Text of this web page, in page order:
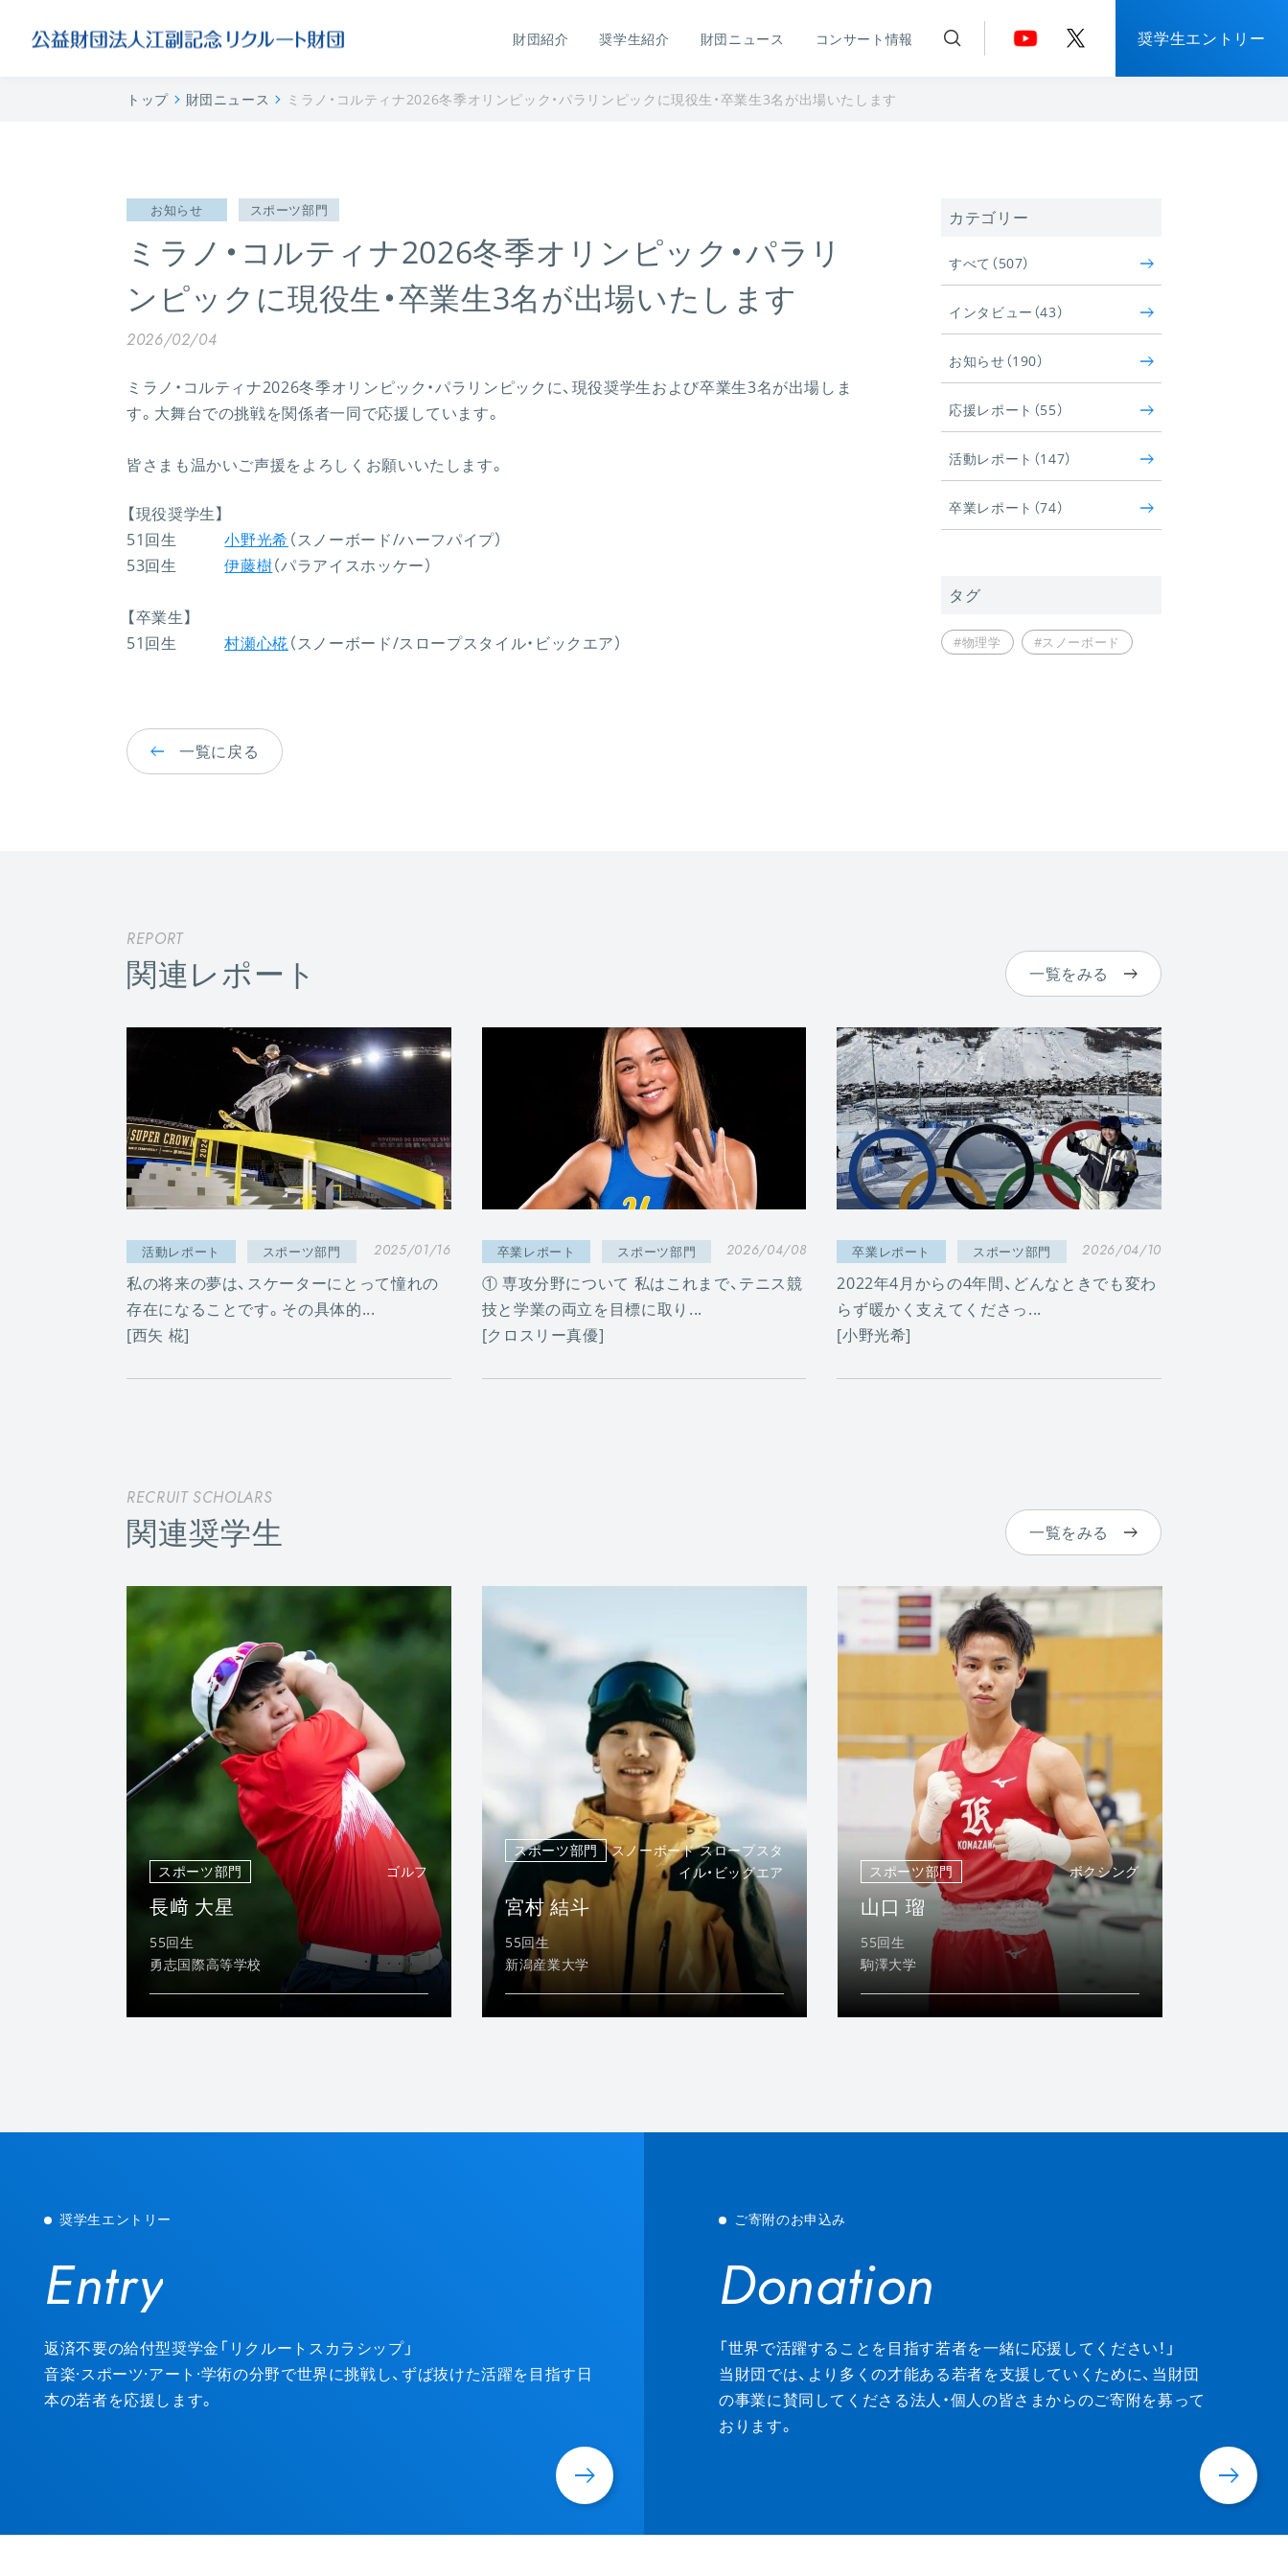
財団紹介 奨学生紹介 財団ニュース コンサート情報 奨学生エントリー
トップ 財団ニュース ミラノ・コルティナ2026冬季オリンピック・パラリンピックに現役生・卒業生3名が出場いたします
お知らせ スポーツ部門
ミラノ・コルティナ2026冬季オリンピック・パラリ
ンピックに現役生・卒業生3名が出場いたします
2026/02/04
ミラノ・コルティナ2026冬季オリンピック・パラリンピックに、現役奨学生および卒業生3名が出場しま
す。大舞台での挑戦を関係者一同で応援しています。
皆さまも温かいご声援をよろしくお願いいたします。
【現役奨学生】
51回生小野光希（スノーボード/ハーフパイプ）
53回生伊藤樹（パラアイスホッケー）
【卒業生】
51回生村瀬心椛（スノーボード/スロープスタイル・ビックエア）
一覧に戻る
カテゴリー
すべて（507）
インタビュー（43）
お知らせ（190）
応援レポート（55）
活動レポート（147）
卒業レポート（74）
タグ
#物理学 #スノーボード
REPORT
関連レポート 一覧をみる
活動レポート スポーツ部門 2025/01/16
私の将来の夢は、スケーターにとって憧れの
存在になることです。その具体的...
[西矢 椛]
卒業レポート スポーツ部門 2026/04/08
① 専攻分野について 私はこれまで、テニス競
技と学業の両立を目標に取り...
[クロスリー真優]
卒業レポート スポーツ部門 2026/04/10
2022年4月からの4年間、どんなときでも変わ
らず暖かく支えてくださっ...
[小野光希]
RECRUIT SCHOLARS
関連奨学生 一覧をみる
スポーツ部門 ゴルフ
長﨑 大星
55回生
勇志国際高等学校
スポーツ部門
スノーボード スロープスタ
イル・ビッグエア
宮村 結斗
55回生
新潟産業大学
スポーツ部門 ボクシング
山口 瑠
55回生
駒澤大学
奨学生エントリー
Entry
Entry
返済不要の給付型奨学金「リクルートスカラシップ」
音楽·スポーツ·アート·学術の分野で世界に挑戦し、ずば抜けた活躍を目指す日
本の若者を応援します。
ご寄附のお申込み
Donation
Donation
「世界で活躍することを目指す若者を一緒に応援してください！」
当財団では、より多くの才能ある若者を支援していくために、当財団
の事業に賛同してくださる法人・個人の皆さまからのご寄附を募って
おります。